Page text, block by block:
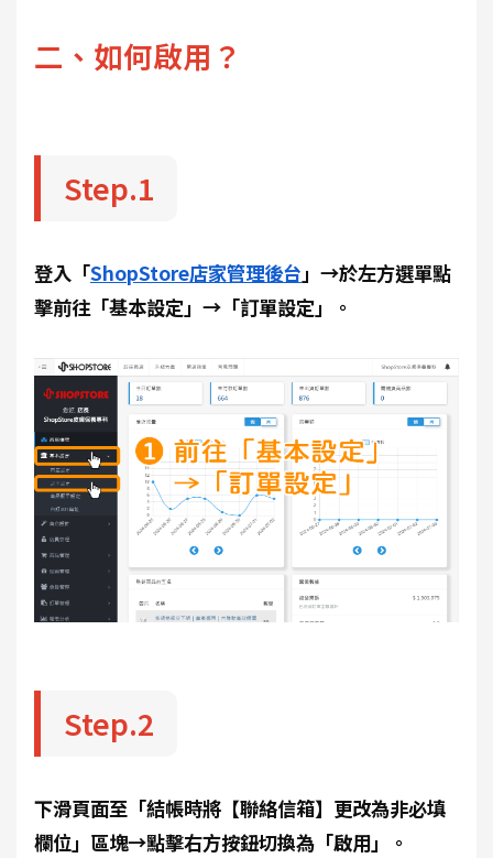
二、如何啟用？
Step.1
登入「ShopStore店家管理後台 」→於左方選單點
擊前往「基本設定」→「訂單設定」。
Step.2
下滑頁面至「結帳時將【聯絡信箱】更改為非必填
欄位」區塊→點擊右方按鈕切換為「啟用」。